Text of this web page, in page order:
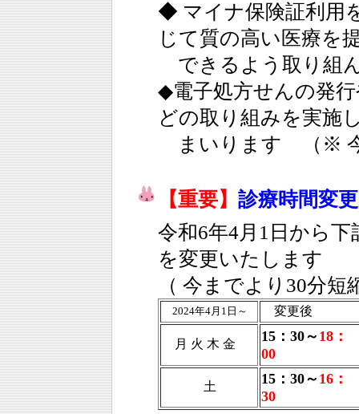
◆ マイナ保険証利用
じて質の高い医療を
できるよう取り組
◆電子処方せんの発
どの取り組みを実施
まいります （※ 今
【重要】 診療時間変
令和6年4月1日から
を変更いたします
（ 今までより30分
2024年4月1日～ 変更後
月 火 木 金 15：30～ 18：
00
土 15：30～ 16：
30